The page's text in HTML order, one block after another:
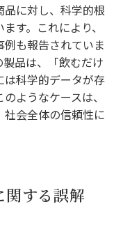
に対し、科学的根
す。これにより、
も報告されていま
品は、「飲むだけ
科学的データが存
ようなケースは、
会全体の信頼性に
関する誤解